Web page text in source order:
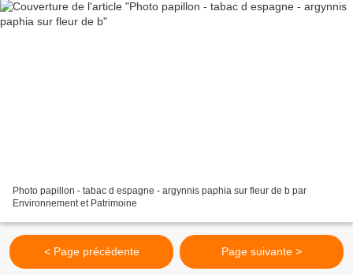
Photo papillon - tabac d espagne - argynnis paphia sur fleur de b par
Environnement et Patrimoine
< Page précédente Page suivante >